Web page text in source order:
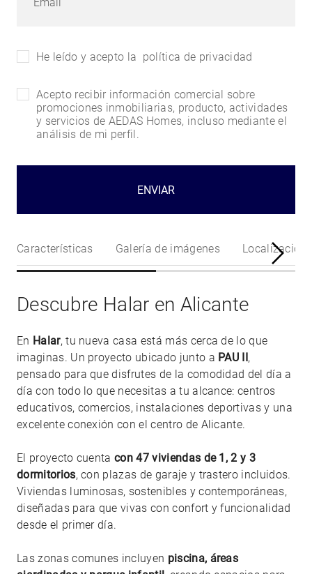
He leído y acepto la política de privacidad
Acepto recibir información comercial sobre
promociones inmobiliarias, producto, actividades
y servicios de AEDAS Homes, incluso mediante el
análisis de mi perfil.
ENVIAR
Características Galería de imágenes Localización
Descubre Halar en Alicante
En Halar, tu nueva casa está más cerca de lo que
imaginas. Un proyecto ubicado junto a PAU II,
pensado para que disfrutes de la comodidad del día a
día con todo lo que necesitas a tu alcance: centros
educativos, comercios, instalaciones deportivas y una
excelente conexión con el centro de Alicante.
El proyecto cuenta con 47 viviendas de 1, 2 y 3
dormitorios, con plazas de garaje y trastero incluidos.
Viviendas luminosas, sostenibles y contemporáneas,
diseñadas para que vivas con confort y funcionalidad
desde el primer día.
Las zonas comunes incluyen piscina, áreas